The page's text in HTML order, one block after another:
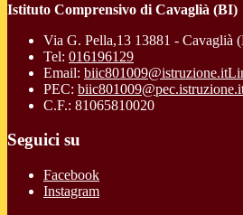
Istituto Comprensivo di Cavaglià (BI)
Via G. Pella,13 13881 - Cavaglià
Tel: 016196129
Email: biic801009@istruzione.it
PEC:
C.F.: 81065810020
Seguici su
Facebook
Instagram